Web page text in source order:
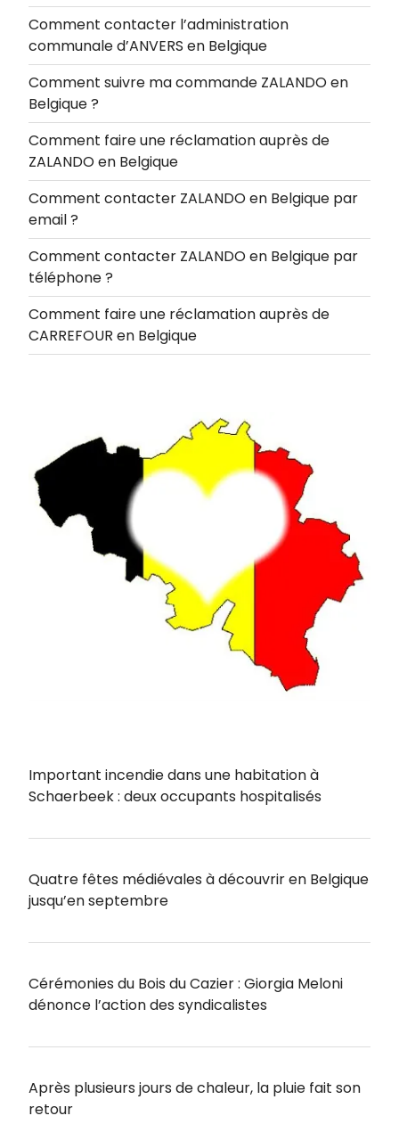
Comment contacter l’administration
communale d’ANVERS en Belgique
Comment suivre ma commande ZALANDO en
Belgique ?
Comment faire une réclamation auprès de
ZALANDO en Belgique
Comment contacter ZALANDO en Belgique par
email ?
Comment contacter ZALANDO en Belgique par
téléphone ?
Comment faire une réclamation auprès de
CARREFOUR en Belgique
Important incendie dans une habitation à
Schaerbeek : deux occupants hospitalisés
Quatre fêtes médiévales à découvrir en Belgique
jusqu’en septembre
Cérémonies du Bois du Cazier : Giorgia Meloni
dénonce l’action des syndicalistes
Après plusieurs jours de chaleur, la pluie fait son
retour